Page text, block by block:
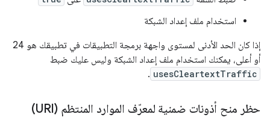
استخدام ملف إعداد الشبكة
إذا كان الحد الأدنى لمستوى واجهة برمجة التطبيقات في تطبيقك هو 24
أو أعلى، يمكنك استخدام ملف إعداد الشبكة وليس عليك ضبط
usesCleartextTraffic
.
حظر منح أذونات ضمنية لمعرّف الموارد المنتظم (URI)